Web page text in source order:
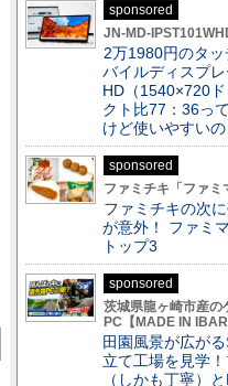
sponsored
JN-MD-
2万1980円のタ
バイルディスプ
HD（1540×720
クト比77：36っ
けど使いやすいの
sponsored
ファミチキ「ファミ
ファミチキの次
が意外！ ファミ
トップ3
sponsored
茨城県龍ヶ崎市産の
PC【MADE IN
田園風景が広が
立て工場を見学
（しかも丁寧）